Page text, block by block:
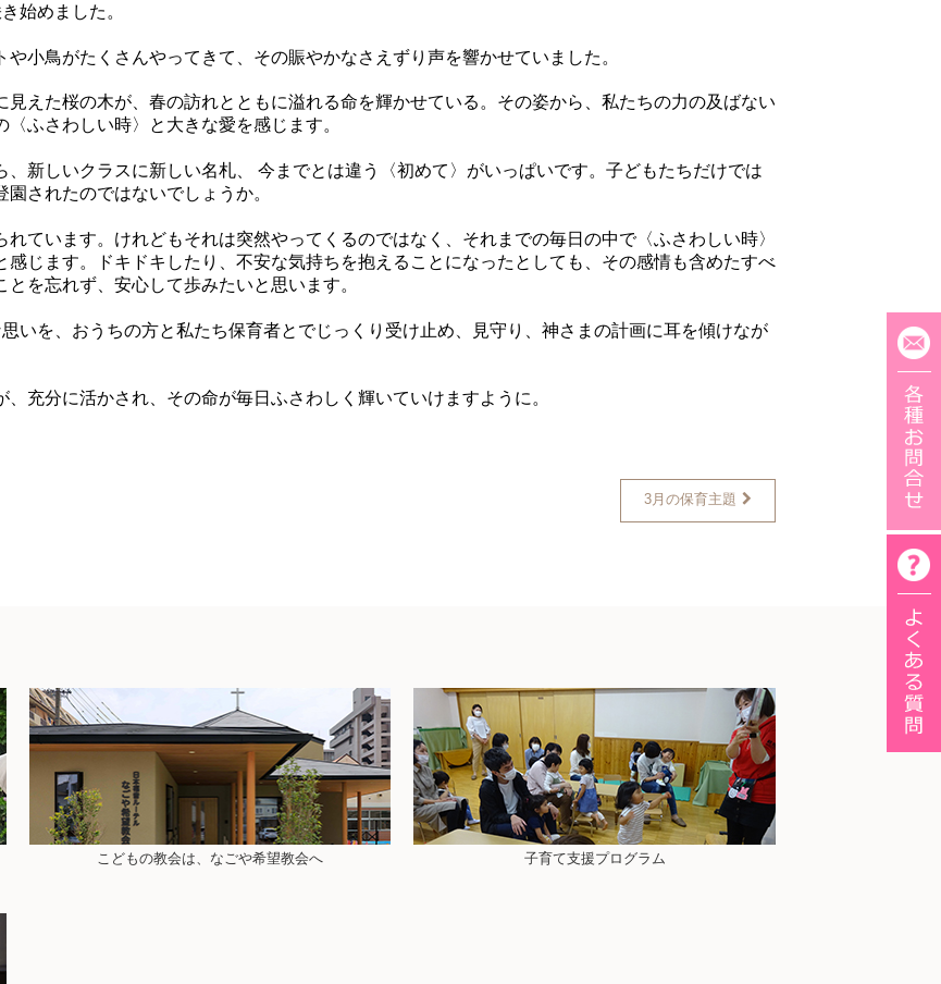
始めました。
小鳥がたくさんやってきて、その賑やかなさえずり声を響かせていました。
えた桜の木が、春の訪れとともに溢れる命を輝かせている。その姿から、私たちの力の及ばない
ふさわしい時〉と大きな愛を感じます。
新しいクラスに新しい名札、 今までとは違う〈初めて〉がいっぱいです。子どもたちだけでは
されたのではないでしょうか。
ています。けれどもそれは突然やってくるのではなく、それまでの毎日の中で〈ふさわしい時〉
じます。ドキドキしたり、不安な気持ちを抱えることになったとしても、その感情も含めたすべ
を忘れず、安心して歩みたいと思います。
いを、おうちの方と私たち保育者とでじっくり受け止め、見守り、神さまの計画に耳を傾けなが
充分に活かされ、その命が毎日ふさわしく輝いていけますように。
3月の保育主題
こどもの教会は、なごや希望教会へ 子育て支援プログラム